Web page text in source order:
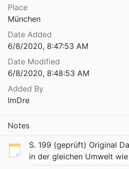
Place
München
Date Added
6/8/2020, 8:47:53 AM
Date Modified
6/8/2020, 8:48:53 AM
Added By
ImDre
Notes
S. 199 (geprüft) Original
in der gleichen Umwelt